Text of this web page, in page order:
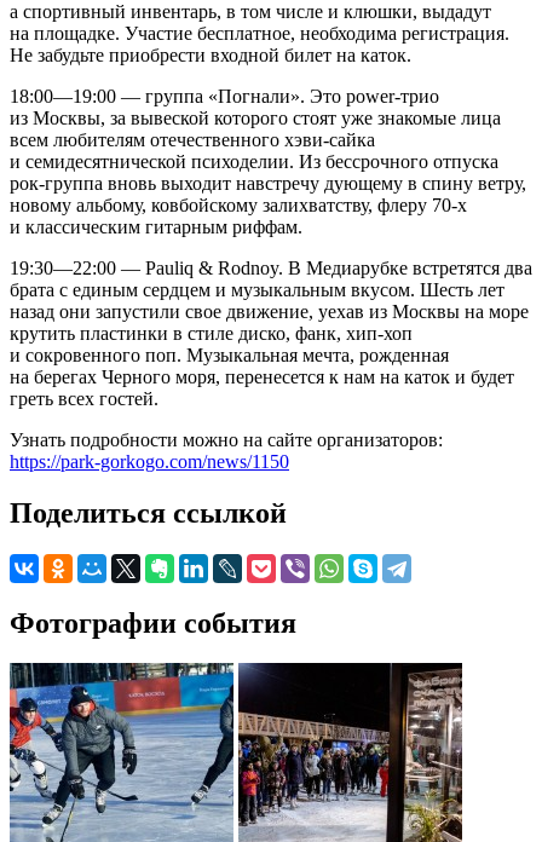
а спортивный инвентарь, в том числе и клюшки, выдадут
на площадке. Участие бесплатное, необходима регистрация.
Не забудьте приобрести входной билет на каток.
18:00—19:00 — группа «Погнали». Это power-трио
из Москвы, за вывеской которого стоят уже знакомые лица
всем любителям отечественного хэви-сайка
и семидесятнической психоделии. Из бессрочного отпуска
рок-группа вновь выходит навстречу дующему в спину ветру,
новому альбому, ковбойскому залихватству, флеру 70-х
и классическим гитарным риффам.
19:30—22:00 — Pauliq & Rodnoy. В Медиарубке встретятся два
брата с единым сердцем и музыкальным вкусом. Шесть лет
назад они запустили свое движение, уехав из Москвы на море
крутить пластинки в стиле диско, фанк, хип-хоп
и сокровенного поп. Музыкальная мечта, рожденная
на берегах Черного моря, перенесется к нам на каток и будет
греть всех гостей.
Узнать подробности можно на сайте организаторов:
https://park-gorkogo.com/news/1150
Поделиться ссылкой
Фотографии события